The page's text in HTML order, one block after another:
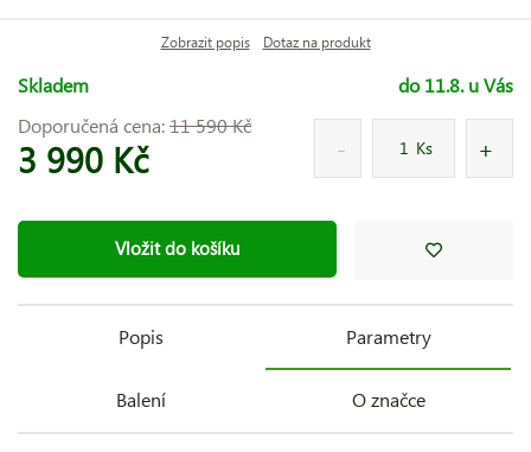
Zobrazit popis Dotaz na produkt
Skladem
do 11.8. u Vás
Doporučená cena:11 590 Kč
3 990 Kč Ks
Vložit do košíku
Popis Parametry
Balení O značce